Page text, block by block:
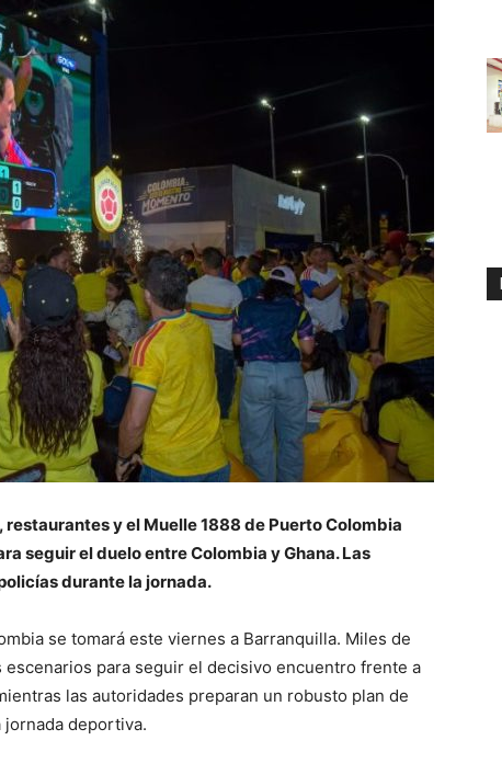
restaurantes y el Muelle 1888 de Puerto Colombia
seguir el duelo entre Colombia y Ghana. Las
durante la jornada.
se tomará este viernes a Barranquilla. Miles de
para seguir el decisivo encuentro frente a
las autoridades preparan un robusto plan de
jornada deportiva.